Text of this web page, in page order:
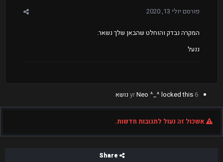
פורסם יולי 13, 2020
המקרה נבדק והוחלט שהבאן שלך נשאר.
ננעל
6 yr
Neo ^_^ locked this נושא
אשכול זה נעול לתגובות חדשות.